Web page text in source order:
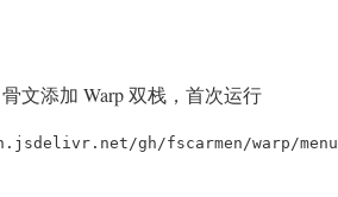
文添加 Warp 双栈，首次运行
gh/fscarmen/warp/